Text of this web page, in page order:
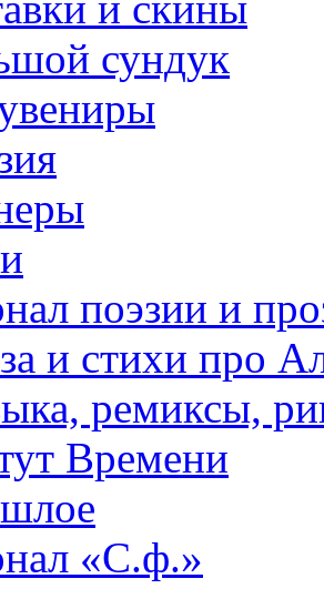
сундук
поэзии и
и стихи про
ремиксы,
Времени
«С.ф.»